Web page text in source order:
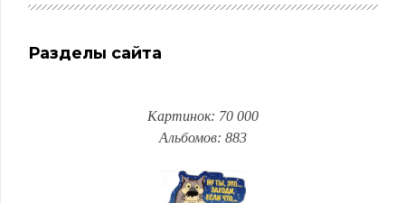
Разделы сайта
Картинок: 70 000
Альбомов: 883